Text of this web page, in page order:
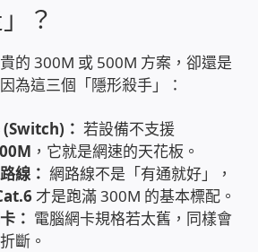
OMV
務
加存儲
路維護管理 房東免煩惱
？
的 300M 或 500M 方案，卻還是
為這三個「隱形殺手」：
： 若設備不支援
，它就是網速的天花板。
線： 網路線不是「有通就好」，
才是跑滿 300M 的基本標配。
： 電腦網卡規格若太舊，同樣會
斷。